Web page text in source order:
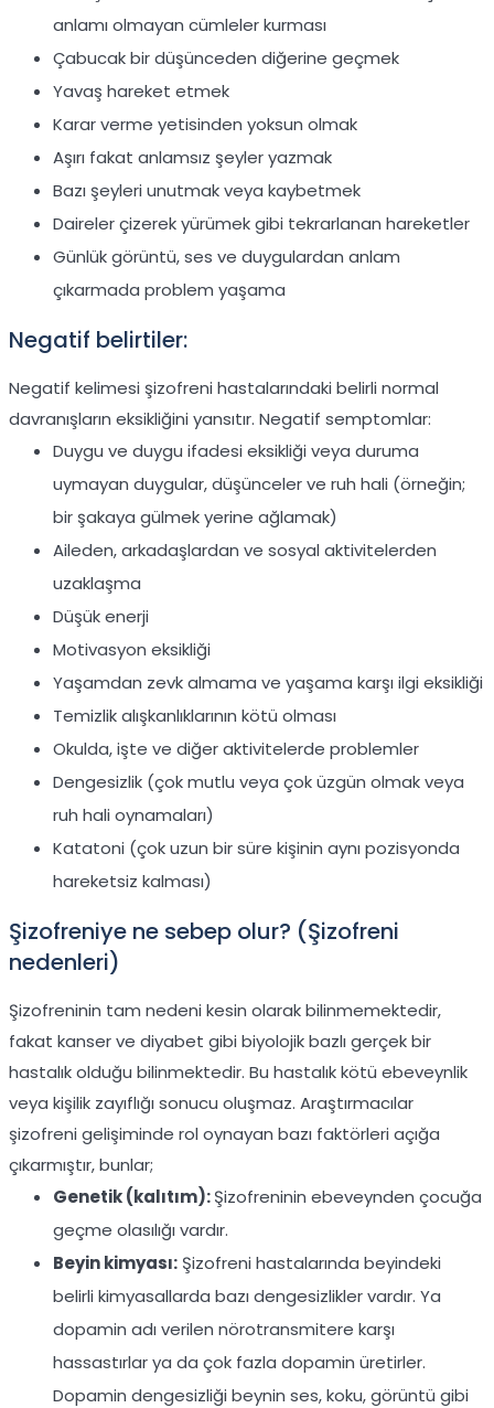
anlamı olmayan cümleler kurması
Çabucak bir düşünceden diğerine geçmek
Yavaş hareket etmek
Karar verme yetisinden yoksun olmak
Aşırı fakat anlamsız şeyler yazmak
Bazı şeyleri unutmak veya kaybetmek
Daireler çizerek yürümek gibi tekrarlanan hareketler
Günlük görüntü, ses ve duygulardan anlam
çıkarmada problem yaşama
Negatif belirtiler:
Negatif kelimesi şizofreni hastalarındaki belirli normal
davranışların eksikliğini yansıtır. Negatif semptomlar:
Duygu ve duygu ifadesi eksikliği veya duruma
uymayan duygular, düşünceler ve ruh hali (örneğin;
bir şakaya gülmek yerine ağlamak)
Aileden, arkadaşlardan ve sosyal aktivitelerden
uzaklaşma
Düşük enerji
Motivasyon eksikliği
Yaşamdan zevk almama ve yaşama karşı ilgi eksikliği
Temizlik alışkanlıklarının kötü olması
Okulda, işte ve diğer aktivitelerde problemler
Dengesizlik (çok mutlu veya çok üzgün olmak veya
ruh hali oynamaları)
Katatoni (çok uzun bir süre kişinin aynı pozisyonda
hareketsiz kalması)
Şizofreniye ne sebep olur? (Şizofreni
nedenleri)
Şizofreninin tam nedeni kesin olarak bilinmemektedir,
fakat kanser ve diyabet gibi biyolojik bazlı gerçek bir
hastalık olduğu bilinmektedir. Bu hastalık kötü ebeveynlik
veya kişilik zayıflığı sonucu oluşmaz. Araştırmacılar
şizofreni gelişiminde rol oynayan bazı faktörleri açığa
çıkarmıştır, bunlar;
Genetik (kalıtım):Şizofreninin ebeveynden çocuğa
geçme olasılığı vardır.
Beyin kimyası: Şizofreni hastalarında beyindeki
belirli kimyasallarda bazı dengesizlikler vardır. Ya
dopamin adı verilen nörotransmitere karşı
hassastırlar ya da çok fazla dopamin üretirler.
Dopamin dengesizliği beynin ses, koku, görüntü gibi